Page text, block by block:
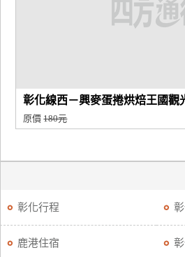
商
品
彰化線西－興麥蛋捲烘焙王國觀
原價180元
彰化行程
鹿港住宿